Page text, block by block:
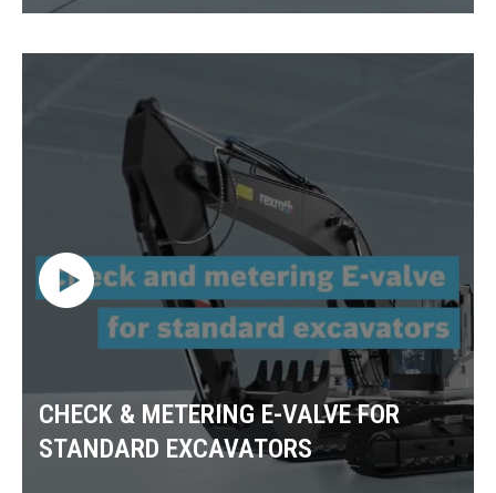
CHECK & METERING E-VALVE FOR
STANDARD EXCAVATORS